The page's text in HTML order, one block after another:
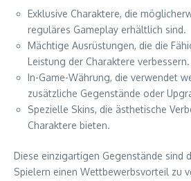
Exklusive Charaktere, die
reguläres Gameplay erhältlich sind.
Mächtige Ausrüstungen, die die
Leistung der Charaktere verbessern.
In-Game-Währung, die verwendet
zusätzliche Gegenstände oder
Spezielle Skins, die ästhetische
Charaktere bieten.
Diese einzigartigen Gegenstände sind
Spielern einen Wettbewerbsvorteil zu